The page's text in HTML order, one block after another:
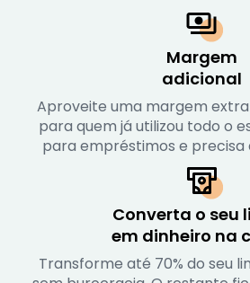
Margem
adicional
Aproveite uma margem extra
para quem já utilizou todo o
para empréstimos e precisa
Converta o seu
em dinheiro na
Transforme até 70% do seu